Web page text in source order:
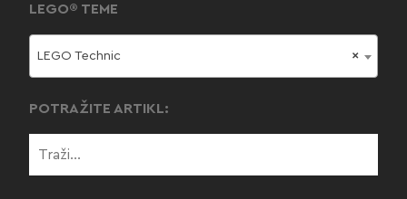
LEGO® TEME
×
LEGO Technic
POTRAŽITE ARTIKL: